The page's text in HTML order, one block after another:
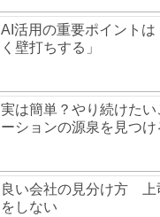
AI活用の重要ポイントは
く壁打ちする」
実は簡単？やり続けた
ーションの源泉を見つけ
良い会社の見分け方 上
をしない